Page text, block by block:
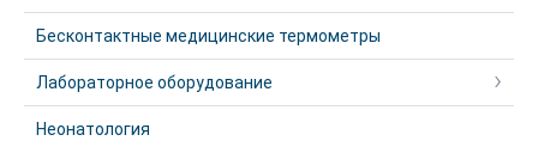
Бесконтактные медицинские термометры
Лабораторное оборудование
Неонатология